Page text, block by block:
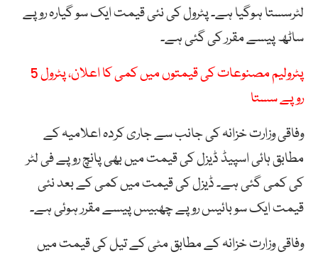
لٹرسستا ہوگیا ہے۔ پٹرول کی نئی قیمت ایک سو گیارہ روپے
ساٹھ پیسے مقرر کی گئی ہے۔
پٹرولیم مصنوعات کی قیمتوں میں کمی کا اعلان، پٹرول 5
روپے سستا
وفاقی وزارت خزانہ کی جانب سے جاری کردہ اعلامیہ کے
مطابق ہائی اسپیڈ ڈیزل کی قیمت میں بھی پانچ روپے فی لٹر
کی کمی گئی ہے۔ ڈیزل کی قیمت میں کمی کے بعد نئی
قیمت ایک سو بائیس روپے چھبیس پیسے مقرر ہوئی ہے۔
وفاقی وزارت خزانہ کے مطابق مٹی کے تیل کی قیمت میں